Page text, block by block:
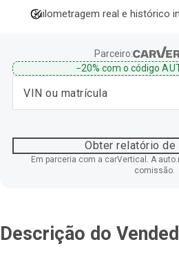
Quilometragem real e histórico
Parceiro:
−20%com o código
Obter relatório
Em parceria com a carVertical. A
comissão.
Descrição do